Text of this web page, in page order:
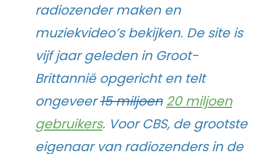
radiozender maken en
muziekvideo’s bekijken. De site is
vijf jaar geleden in Groot-
Brittannië opgericht en telt
ongeveer15 miljoen 20 miljoen
gebruikers. Voor CBS, de grootste
eigenaar van radiozenders in de